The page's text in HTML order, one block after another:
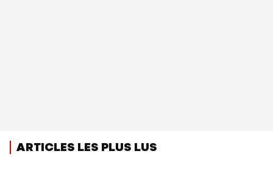
ARTICLES LES PLUS LUS